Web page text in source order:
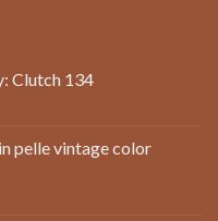
Clutch 134
pelle vintage color